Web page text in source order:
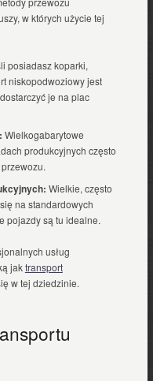
w których użycie tej
posiadasz koparki,
niskopodwoziowy jest
je na plac
Wielkogabarytowe
produkcyjnych często
Wielkie, często
na standardowych
pojazdy są tu idealne.
usług
jaktransport
w tej dziedzinie.